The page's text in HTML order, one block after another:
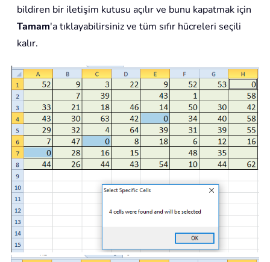
bildiren bir iletişim kutusu açılır ve bunu kapatmak için
Tamam'a tıklayabilirsiniz ve tüm sıfır hücreleri seçili
kalır.